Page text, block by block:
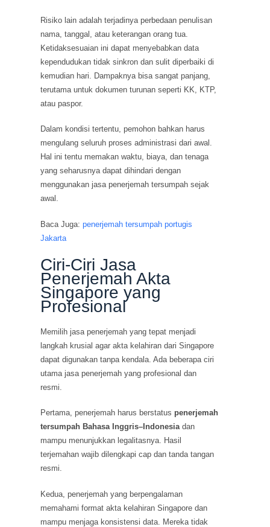
Risiko lain adalah terjadinya perbedaan penulisan
nama, tanggal, atau keterangan orang tua.
Ketidaksesuaian ini dapat menyebabkan data
kependudukan tidak sinkron dan sulit diperbaiki di
kemudian hari. Dampaknya bisa sangat panjang,
terutama untuk dokumen turunan seperti KK, KTP,
atau paspor.
Dalam kondisi tertentu, pemohon bahkan harus
mengulang seluruh proses administrasi dari awal.
Hal ini tentu memakan waktu, biaya, dan tenaga
yang seharusnya dapat dihindari dengan
menggunakan jasa penerjemah tersumpah sejak
awal.
Baca Juga:penerjemah tersumpah portugis
Jakarta
Ciri-Ciri Jasa
Penerjemah Akta
Singapore yang
Profesional
Memilih jasa penerjemah yang tepat menjadi
langkah krusial agar akta kelahiran dari Singapore
dapat digunakan tanpa kendala. Ada beberapa ciri
utama jasa penerjemah yang profesional dan
resmi.
Pertama, penerjemah harus berstatus penerjemah
tersumpah Bahasa Inggris–Indonesiadan
mampu menunjukkan legalitasnya. Hasil
terjemahan wajib dilengkapi cap dan tanda tangan
resmi.
Kedua, penerjemah yang berpengalaman
memahami format akta kelahiran Singapore dan
mampu menjaga konsistensi data. Mereka tidak